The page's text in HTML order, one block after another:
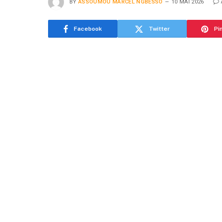
BY ASSOUMOU MARCEL NGBESSO 10 MAI 2026
Facebook Twitter